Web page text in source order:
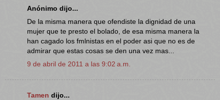
Anónimo dijo...
De la misma manera que ofendiste la dignidad de una
mujer que te presto el bolado, de esa misma manera la
han cagado los fmlnistas en el poder asi que no es de
admirar que estas cosas se den una vez mas...
9 de abril de 2011 a las 9:02 a.m.
Tamen dijo...